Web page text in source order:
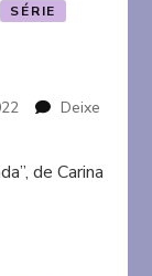
SÉRIE
Deixe
de Carina